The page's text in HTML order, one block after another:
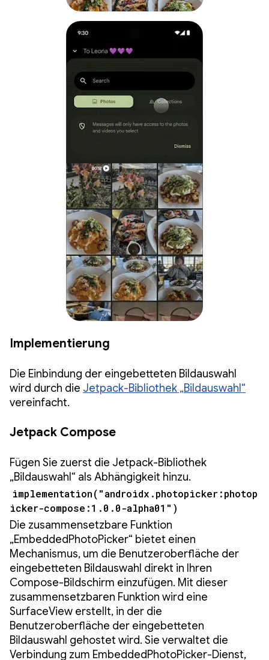
Implementierung
Die Einbindung der eingebetteten Bildauswahl
wird durch die Jetpack-Bibliothek „Bildauswahl“
vereinfacht.
Jetpack Compose
Fügen Sie zuerst die Jetpack-Bibliothek
„Bildauswahl“ als Abhängigkeit hinzu.
implementation("androidx.photopicker:photop
icker-compose:1.0.0-alpha01")
Die zusammensetzbare Funktion
„EmbeddedPhotoPicker“ bietet einen
Mechanismus, um die Benutzeroberfläche der
eingebetteten Bildauswahl direkt in Ihren
Compose-Bildschirm einzufügen. Mit dieser
zusammensetzbaren Funktion wird eine
SurfaceView erstellt, in der die
Benutzeroberfläche der eingebetteten
Bildauswahl gehostet wird. Sie verwaltet die
Verbindung zum EmbeddedPhotoPicker-Dienst,